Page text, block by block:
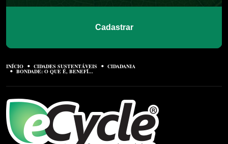
Cadastrar
INÍCIO CIDADES SUSTENTÁVEIS CIDADANIA
BONDADE: O QUE É, BENEFÍ...